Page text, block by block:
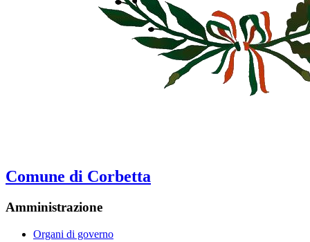
Comune di Corbetta
Amministrazione
Organi di governo